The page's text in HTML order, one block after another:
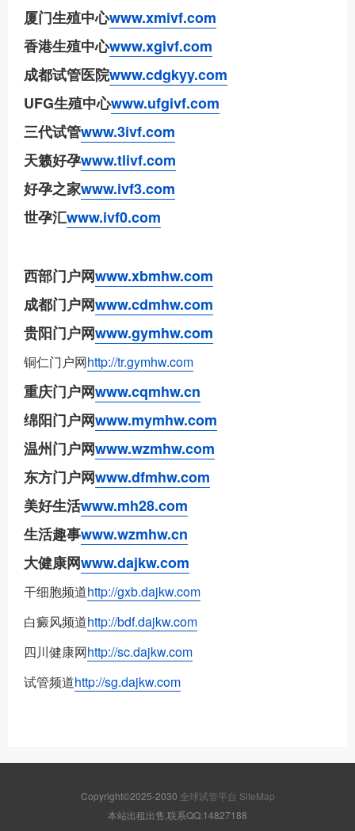
厦门生殖中心www.xmivf.com
香港生殖中心www.xgivf.com
成都试管医院www.cdgkyy.com
UFG生殖中心www.ufgivf.com
三代试管www.3ivf.com
天籁好孕www.tlivf.com
好孕之家www.ivf3.com
世孕汇www.ivf0.com
西部门户网www.xbmhw.com
成都门户网www.cdmhw.com
贵阳门户网www.gymhw.com
铜仁门户网http://tr.gymhw.com
重庆门户网www.cqmhw.cn
绵阳门户网www.mymhw.com
温州门户网www.wzmhw.com
东方门户网www.dfmhw.com
美好生活www.mh28.com
生活趣事www.wzmhw.cn
大健康网www.dajkw.com
干细胞频道http://gxb.dajkw.com
白癜风频道http://bdf.dajkw.com
四川健康网http://sc.dajkw.com
试管频道http://sg.dajkw.com
Copyright©2025-2030 全球试管平台 SiteMap
本站出租出售,联系QQ:14827188